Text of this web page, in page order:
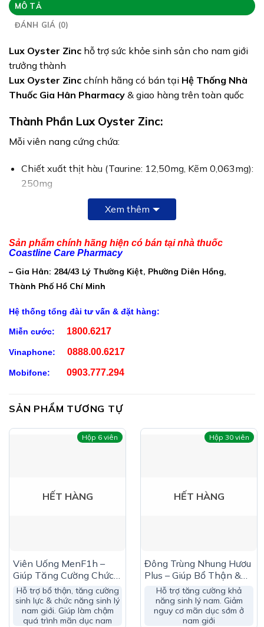
MÔ TẢ
ĐÁNH GIÁ (0)
Lux Oyster Zinc hỗ trợ sức khỏe sinh sản cho nam giới
trưởng thành
Lux Oyster Zinc chính hãng có bán tại Hệ Thống Nhà
Thuốc Gia Hân Pharmacy & giao hàng trên toàn quốc
Thành Phần Lux Oyster Zinc:
Mỗi viên nang cứng chứa:
Chiết xuất thịt hàu (Taurine: 12,50mg, Kẽm 0,063mg):
250mg
Chiết xuất từ hàu (Taurine: 2,5mg, Kẽm 0,025mg):
Kẽm gluconate (Kẽm 3,84mg): 30,00mg
Phụ liệu: Vỏ nang gelatin, cellulose tinh thể, canxi
stearate, silicon dioxide, màu caramel
Công Dụng Lux Oyster Zinc:
Hỗ trợ sức khỏe sinh sản cho nam giới
Xem thêm
Sản phẩm chính hãng hiện có bán tại nhà thuốc
Coastline Care Pharmacy
– Gia Hân: 284/43 Lý Thường Kiệt, Phường Diên Hồng,
Thành Phố Hồ Chí Minh
Hệ thống tổng đài tư vấn & đặt hàng:
Miễn cước: 1800.6217
Vinaphone: 0888.00.6217
Mobifone: 0903.777.294
SẢN PHẨM TƯƠNG TỰ
Hộp 6 viên
HẾT HÀNG
Viên Uống MenF1h –
Giúp Tăng Cường Chức
Năng Sinh Lý Nam Giới
Hỗ trợ bổ thận, tăng cường
sinh lực & chức năng sinh lý
nam giới. Giúp làm chậm
quá trình mãn dục nam
Hộp 30 viên
HẾT HÀNG
Đông Trùng Nhung Hươu
Plus – Giúp Bổ Thận &
Tráng Dương
Hỗ trợ tăng cường khả
năng sinh lý nam. Giảm
nguy cơ mãn dục sớm ở
nam giới